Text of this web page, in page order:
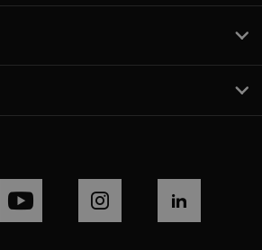
YOUTUBE INSTAGRAM LINKEDIN